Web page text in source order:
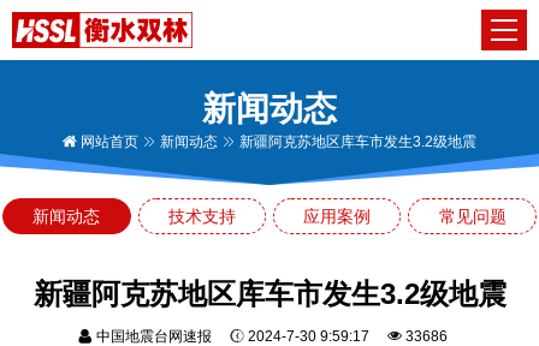
新闻动态
网站首页 新闻动态 新疆阿克苏地区库车市发生3.2级地震
新闻动态 技术支持 应用案例 常见问题
新疆阿克苏地区库车市发生3.2级地震
中国地震台网速报 2024-7-30 9:59:17 33686